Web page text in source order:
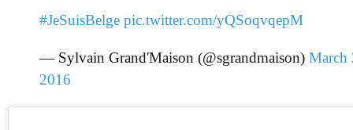
#JeSuisBelge pic.twitter.com/yQSoqvqepM
— Sylvain Grand'Maison (@sgrandmaison) March
2016